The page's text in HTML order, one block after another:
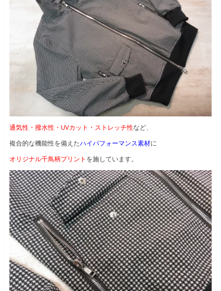
通気性・撥水性・UVカット・ストレッチ性など、
複合的な機能性を備えたハイパフォーマンス素材に
オリジナル千鳥柄プリント を施しています。